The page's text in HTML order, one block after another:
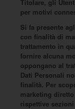
Titolare, gli
per motivi
Si fa presente
con finalità di
trattamento in
fornire alcuna
oppongano al
Dati Personali
finalità. Per
marketing
rispettive